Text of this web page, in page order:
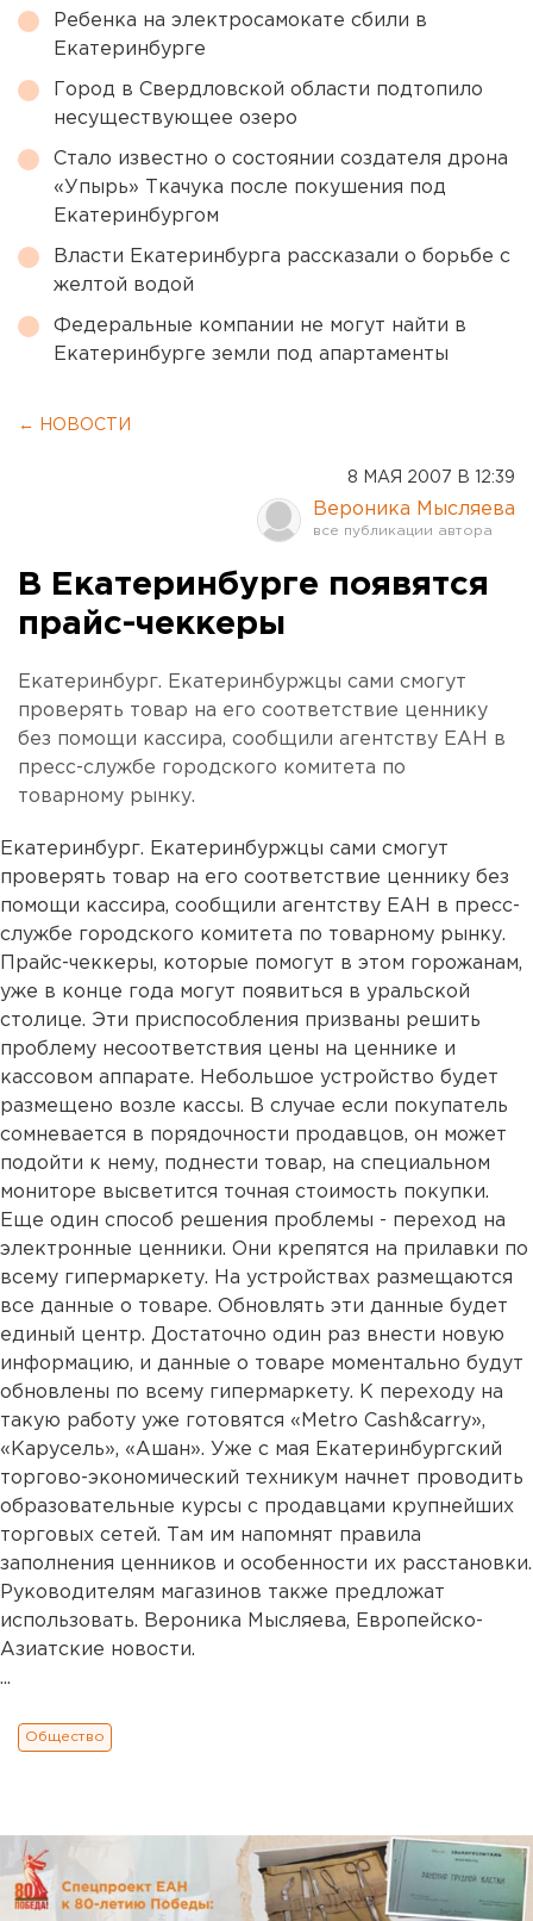
Ребенка на электросамокате сбили в
Екатеринбурге
Город в Свердловской области подтопило
несуществующее озеро
Стало известно о состоянии создателя дрона
«Упырь» Ткачука после покушения под
Екатеринбургом
Власти Екатеринбурга рассказали о борьбе с
желтой водой
Федеральные компании не могут найти в
Екатеринбурге земли под апартаменты
← НОВОСТИ
8 МАЯ 2007 В 12:39
Вероника Мысляева
В Екатеринбурге появятся
прайс-чеккеры
Екатеринбург. Екатеринбуржцы сами смогут
проверять товар на его соответствие ценнику
без помощи кассира, сообщили агентству ЕАН в
пресс-службе городского комитета по
товарному рынку.
Екатеринбург. Екатеринбуржцы сами смогут
проверять товар на его соответствие ценнику без
помощи кассира, сообщили агентству ЕАН в пресс-
службе городского комитета по товарному рынку.
Прайс-чеккеры, которые помогут в этом горожанам,
уже в конце года могут появиться в уральской
столице. Эти приспособления призваны решить
проблему несоответствия цены на ценнике и
кассовом аппарате. Небольшое устройство будет
размещено возле кассы. В случае если покупатель
сомневается в порядочности продавцов, он может
подойти к нему, поднести товар, на специальном
мониторе высветится точная стоимость покупки.
Еще один способ решения проблемы - переход на
электронные ценники. Они крепятся на прилавки по
всему гипермаркету. На устройствах размещаются
все данные о товаре. Обновлять эти данные будет
единый центр. Достаточно один раз внести новую
информацию, и данные о товаре моментально будут
обновлены по всему гипермаркету. К переходу на
такую работу уже готовятся «Metro Cash&carry»,
«Карусель», «Ашан». Уже с мая Екатеринбургский
торгово-экономический техникум начнет проводить
образовательные курсы с продавцами крупнейших
торговых сетей. Там им напомнят правила
заполнения ценников и особенности их расстановки.
Руководителям магазинов также предложат
использовать. Вероника Мысляева, Европейско-
Азиатские новости.
...
Общество